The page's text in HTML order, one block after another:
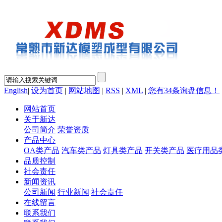
English| 设为首页 | 网站地图 | RSS | XML | 您有34条询盘信息！
网站首页
关于新达
公司简介 荣誉资质
产品中心
OA类产品 汽车类产品 灯具类产品 开关类产品 医疗用品
品质控制
社会责任
新闻资讯
公司新闻 行业新闻 社会责任
在线留言
联系我们